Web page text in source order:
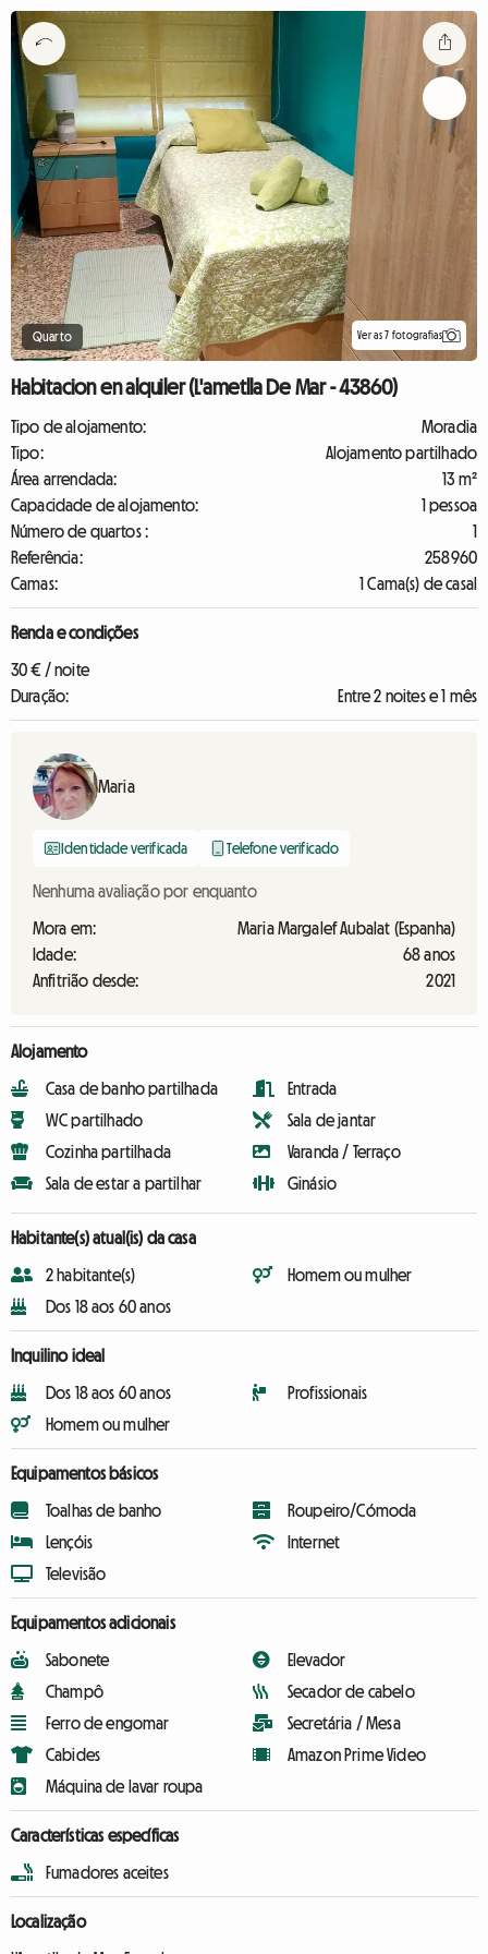
Quarto Ver as 7 fotografias
Habitacion en alquiler (L'ametlla De Mar - 43860)
Tipo de alojamento:
Moradia
Tipo:
Alojamento partilhado
Área arrendada:
13 m²
Capacidade de alojamento:
1 pessoa
Número de quartos :
1
Referência:
258960
Camas:
1 Cama(s) de casal
Renda e condições
30 € / noite
Duração:
Entre 2 noites e 1 mês
Maria
Identidade verificada Telefone verificado
Nenhuma avaliação por enquanto
Mora em:
Maria Margalef Aubalat (Espanha)
Idade:
68 anos
Anfitrião desde:
2021
Alojamento
Casa de banho partilhada
WC partilhado
Cozinha partilhada
Sala de estar a partilhar
Entrada
Sala de jantar
Varanda / Terraço
Ginásio
Habitante(s) atual(is) da casa
2 habitante(s)
Dos 18 aos 60 anos
Homem ou mulher
Inquilino ideal
Dos 18 aos 60 anos
Homem ou mulher
Profissionais
Equipamentos básicos
Toalhas de banho
Lençóis
Televisão
Roupeiro/Cómoda
Internet
Equipamentos adicionais
Sabonete
Champô
Ferro de engomar
Cabides
Máquina de lavar roupa
Elevador
Secador de cabelo
Secretária / Mesa
Amazon Prime Video
Características específicas
Fumadores aceites
Localização